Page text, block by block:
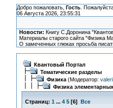
Добро пожаловать, Гость.
06 Августа 2026, 23:55:31
Новости: Книгу С.Доронина
Материалы старого сайта "Физика
О замеченных глюках просьба
Квантовый Портал
Тематические разделы
Физика(Модератор:
Физика
Страниц: 1 ... 4 5[6] Все